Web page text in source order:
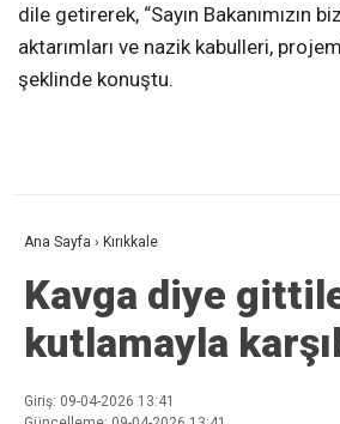
dile getirerek, “Sayın Bakanımızın
aktarımları ve nazik kabulleri,
şeklinde konuştu.
Ana Sayfa › Kırıkkale
Kavga diye
kutlamayla
Giriş: 09-04-2026 13:41